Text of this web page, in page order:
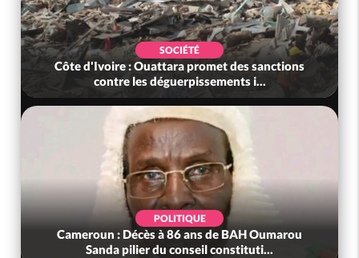
SOCIÉTÉ
Côte d'Ivoire : Ouattara promet des sanctions
contre les déguerpissements i...
POLITIQUE
Cameroun : Décès à 86 ans de BAH Oumarou
Sanda pilier du conseil constituti...